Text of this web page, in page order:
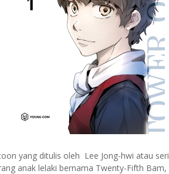
yang ditulis oleh Lee Jong-hwi atau
anak lelaki bernama Twenty-Fifth